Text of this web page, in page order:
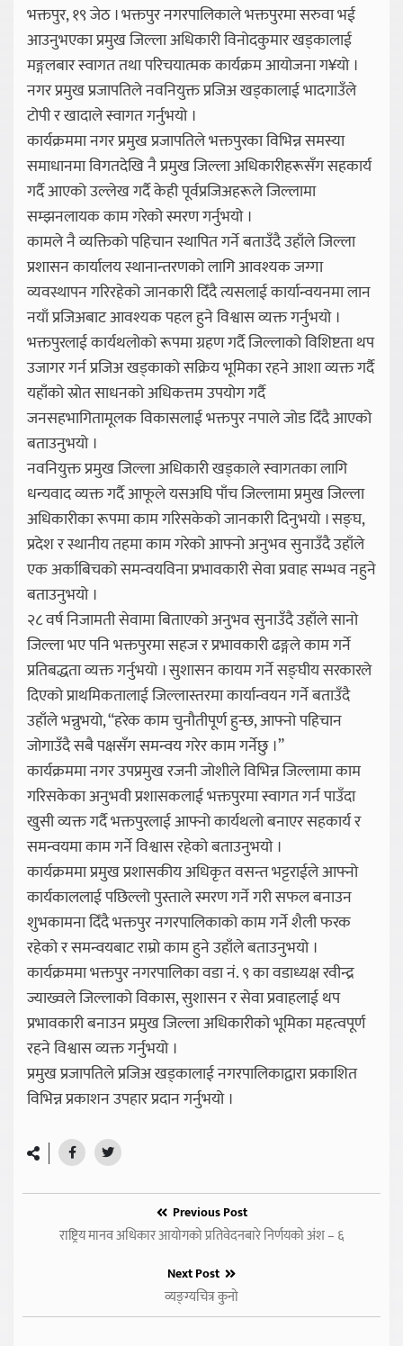
भक्तपुर, १९ जेठ । भक्तपुर नगरपालिकाले भक्तपुरमा सरुवा भई
आउनुभएका प्रमुख जिल्ला अधिकारी विनोदकुमार खड्कालाई
मङ्गलबार स्वागत तथा परिचयात्मक कार्यक्रम आयोजना ग¥यो ।
नगर प्रमुख प्रजापतिले नवनियुक्त प्रजिअ खड्कालाई भादगाउँले
टोपी र खादाले स्वागत गर्नुभयो ।
कार्यक्रममा नगर प्रमुख प्रजापतिले भक्तपुरका विभिन्न समस्या
समाधानमा विगतदेखि नै प्रमुख जिल्ला अधिकारीहरूसँग सहकार्य
गर्दै आएको उल्लेख गर्दै केही पूर्वप्रजिअहरूले जिल्लामा
सम्झनलायक काम गरेको स्मरण गर्नुभयो ।
कामले नै व्यक्तिको पहिचान स्थापित गर्ने बताउँदै उहाँले जिल्ला
प्रशासन कार्यालय स्थानान्तरणको लागि आवश्यक जग्गा
व्यवस्थापन गरिरहेको जानकारी दिँदै त्यसलाई कार्यान्वयनमा लान
नयाँ प्रजिअबाट आवश्यक पहल हुने विश्वास व्यक्त गर्नुभयो ।
भक्तपुरलाई कार्यथलोको रूपमा ग्रहण गर्दै जिल्लाको विशिष्टता थप
उजागर गर्न प्रजिअ खड्काको सक्रिय भूमिका रहने आशा व्यक्त गर्दै
यहाँको स्रोत साधनको अधिकत्तम उपयोग गर्दै
जनसहभागितामूलक विकासलाई भक्तपुर नपाले जोड दिँदै आएको
बताउनुभयो ।
नवनियुक्त प्रमुख जिल्ला अधिकारी खड्काले स्वागतका लागि
धन्यवाद व्यक्त गर्दै आफूले यसअघि पाँच जिल्लामा प्रमुख जिल्ला
अधिकारीका रूपमा काम गरिसकेको जानकारी दिनुभयो । सङ्घ,
प्रदेश र स्थानीय तहमा काम गरेको आफ्नो अनुभव सुनाउँदै उहाँले
एक अर्काबिचको समन्वयविना प्रभावकारी सेवा प्रवाह सम्भव नहुने
बताउनुभयो ।
२८ वर्ष निजामती सेवामा बिताएको अनुभव सुनाउँदै उहाँले सानो
जिल्ला भए पनि भक्तपुरमा सहज र प्रभावकारी ढङ्गले काम गर्ने
प्रतिबद्धता व्यक्त गर्नुभयो । सुशासन कायम गर्ने सङ्घीय सरकारले
दिएको प्राथमिकतालाई जिल्लास्तरमा कार्यान्वयन गर्ने बताउँदै
उहाँले भन्नुभयो, “हरेक काम चुनौतीपूर्ण हुन्छ, आफ्नो पहिचान
जोगाउँदै सबै पक्षसँग समन्वय गरेर काम गर्नेछु ।”
कार्यक्रममा नगर उपप्रमुख रजनी जोशीले विभिन्न जिल्लामा काम
गरिसकेका अनुभवी प्रशासकलाई भक्तपुरमा स्वागत गर्न पाउँदा
खुसी व्यक्त गर्दै भक्तपुरलाई आफ्नो कार्यथलो बनाएर सहकार्य र
समन्वयमा काम गर्ने विश्वास रहेको बताउनुभयो ।
कार्यक्रममा प्रमुख प्रशासकीय अधिकृत वसन्त भट्टराईले आफ्नो
कार्यकाललाई पछिल्लो पुस्ताले स्मरण गर्ने गरी सफल बनाउन
शुभकामना दिँदै भक्तपुर नगरपालिकाको काम गर्ने शैली फरक
रहेको र समन्वयबाट राम्रो काम हुने उहाँले बताउनुभयो ।
कार्यक्रममा भक्तपुर नगरपालिका वडा नं. ९ का वडाध्यक्ष रवीन्द्र
ज्याख्वले जिल्लाको विकास, सुशासन र सेवा प्रवाहलाई थप
प्रभावकारी बनाउन प्रमुख जिल्ला अधिकारीको भूमिका महत्वपूर्ण
रहने विश्वास व्यक्त गर्नुभयो ।
प्रमुख प्रजापतिले प्रजिअ खड्कालाई नगरपालिकाद्वारा प्रकाशित
विभिन्न प्रकाशन उपहार प्रदान गर्नुभयो ।
Previous Post
राष्ट्रिय मानव अधिकार आयोगको प्रतिवेदनबारे निर्णयको अंश – ६
Next Post
व्यङ्ग्यचित्र कुनो